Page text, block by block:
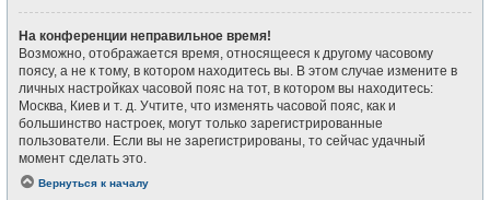
На конференции неправильное время!
Возможно, отображается время, относящееся к другому часовому
поясу, а не к тому, в котором находитесь вы. В этом случае измените в
личных настройках часовой пояс на тот, в котором вы находитесь:
Москва, Киев и т. д. Учтите, что изменять часовой пояс, как и
большинство настроек, могут только зарегистрированные
пользователи. Если вы не зарегистрированы, то сейчас удачный
момент сделать это.
Вернуться к началу